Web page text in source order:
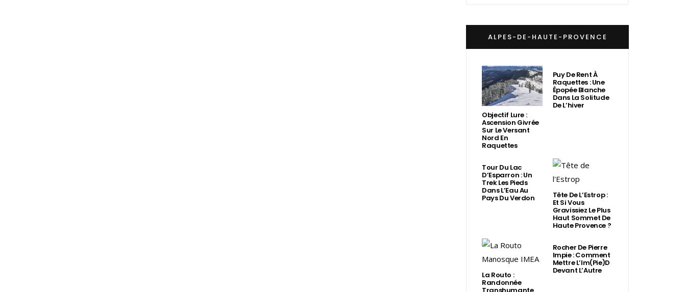
ALPES-DE-HAUTE-PROVENCE
Objectif Lure :
Ascension Givrée
Sur Le Versant
Nord En
Raquettes
Puy De Rent À
Raquettes : Une
Épopée Blanche
Dans La Solitude
De L’hiver
Tour Du Lac
D’Esparron : Un
Trek Les Pieds
Dans L’Eau Au
Pays Du Verdon Tête De L’Estrop :
Et Si Vous
Gravissiez Le Plus
Haut Sommet De
Haute Provence ?
La Routo :
Randonnée
Rocher De Pierre
Impie : Comment
Mettre L’Im(Pie)d
Devant L’Autre